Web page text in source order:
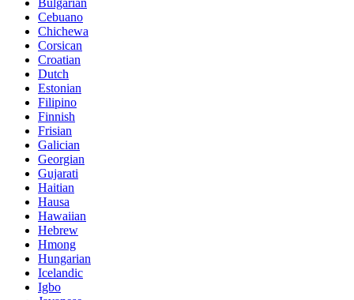
Cebuano
Chichewa
Corsican
Croatian
Dutch
Estonian
Filipino
Finnish
Frisian
Galician
Georgian
Gujarati
Haitian
Hausa
Hawaiian
Hebrew
Hmong
Hungarian
Icelandic
Igbo